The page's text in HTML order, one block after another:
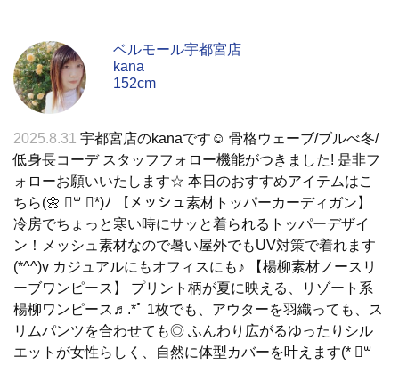
ベルモール宇都宮店
kana
152cm
2025.8.31 宇都宮店のkanaです☺︎ 骨格ウェーブ/ブルべ冬/
低身長コーデ スタッフフォロー機能がつきました! 是非フ
ォローお願いいたします☆ 本日のおすすめアイテムはこ
ちら(🌼 ॑꒳ ॑*)ﾉ 【メッシュ素材トッパーカーディガン】
冷房でちょっと寒い時にサッと着られるトッパーデザイ
ン！メッシュ素材なので暑い屋外でもUV対策で着れます
(*^^)v カジュアルにもオフィスにも♪ 【楊柳素材ノースリ
ーブワンピース】 プリント柄が夏に映える、リゾート系
楊柳ワンピース♬.*ﾟ 1枚でも、アウターを羽織っても、ス
リムパンツを合わせても◎ ふんわり広がるゆったりシル
エットが女性らしく、自然に体型カバーを叶えます(* ॑꒳